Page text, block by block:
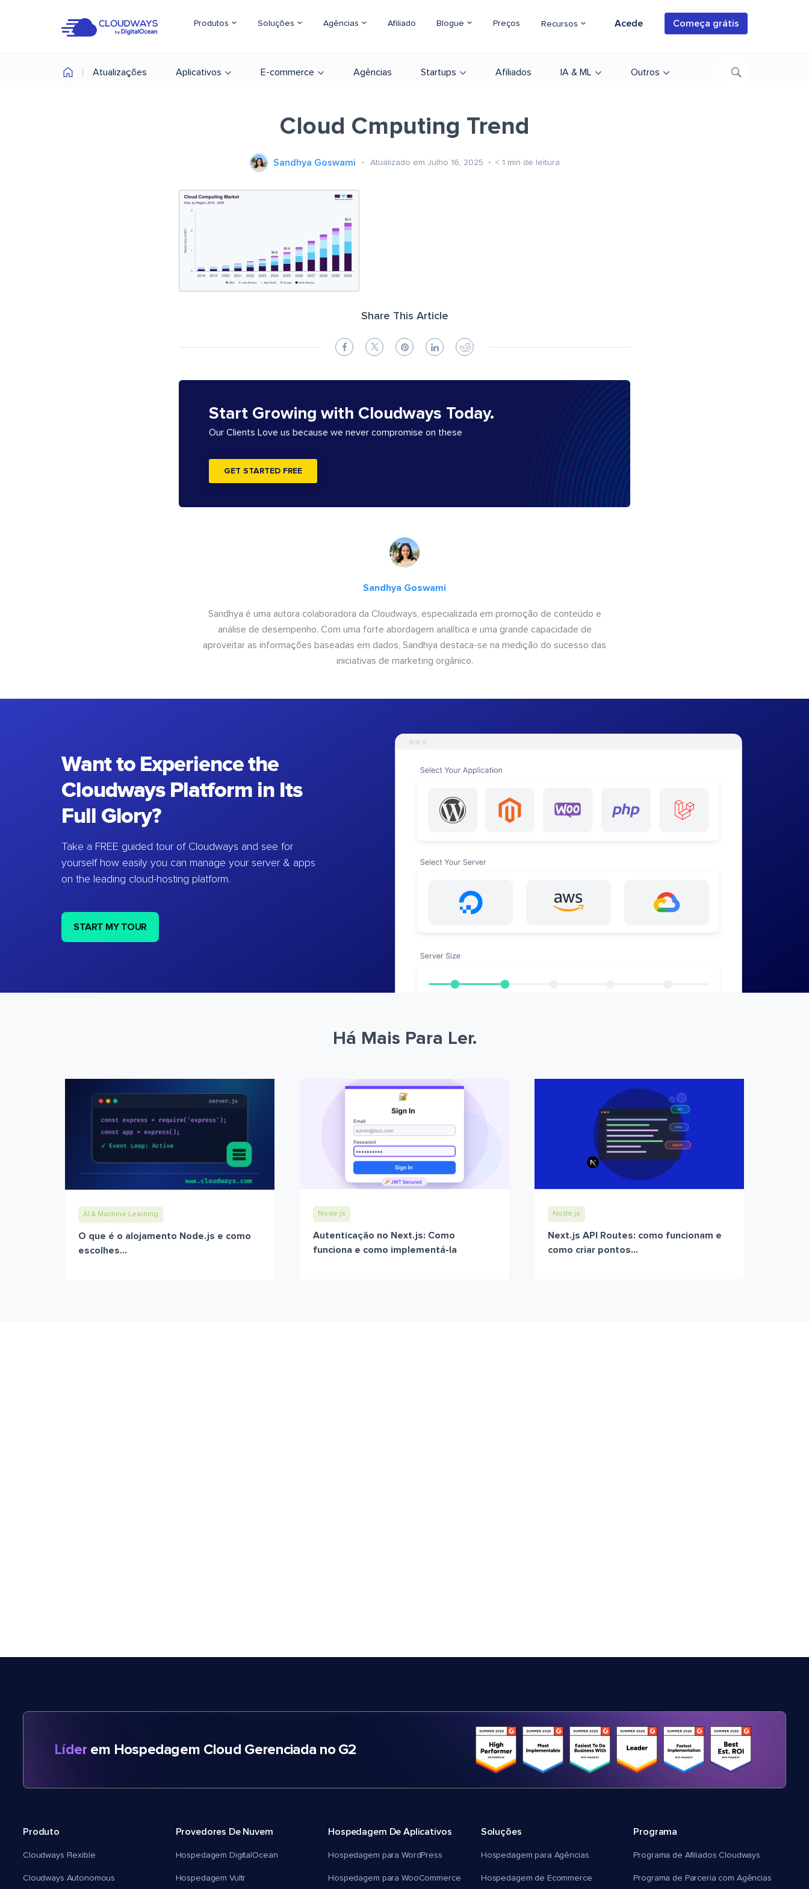
Produtos Soluções Agências Afiliado Blogue Preços Recursos Acede Começa grátis
Atualizações Aplicativos E-commerce Agências Startups Afiliados IA & ML Outros
Cloud Cmputing Trend
Sandhya Goswami Atualizado em Julho 16, 2025 < 1 min de leitura
Share This Article
Start Growing with Cloudways Today.
Our Clients Love us because we never compromise on these
GET STARTED FREE
Sandhya Goswami
Sandhya é uma autora colaboradora da Cloudways, especializada em promoção de conteúdo e
análise de desempenho. Com uma forte abordagem analítica e uma grande capacidade de
aproveitar as informações baseadas em dados, Sandhya destaca-se na medição do sucesso das
iniciativas de marketing orgânico.
Want to Experience the
Cloudways Platform in Its
Full Glory?
Take a FREE guided tour of Cloudways and see for
yourself how easily you can manage your server & apps
on the leading cloud-hosting platform.
START MY TOUR
Há Mais Para Ler.
AI & Machine Learning
O que é o alojamento Node.js e como
escolhes...
Node.js
Autenticação no Next.js: Como
funciona e como implementá-la
Node.js
Next.js API Routes: como funcionam e
como criar pontos...
Líder em Hospedagem Cloud Gerenciada no G2
Produto
Cloudways Flexible
Cloudways Autonomous
Provedores De Nuvem
Hospedagem DigitalOcean
Hospedagem Vultr
Hospedagem De Aplicativos
Hospedagem para WordPress
Hospedagem para WooCommerce
Soluções
Hospedagem para Agências
Hospedagem de Ecommerce
Programa
Programa de Afiliados Cloudways
Programa de Parceria com Agências